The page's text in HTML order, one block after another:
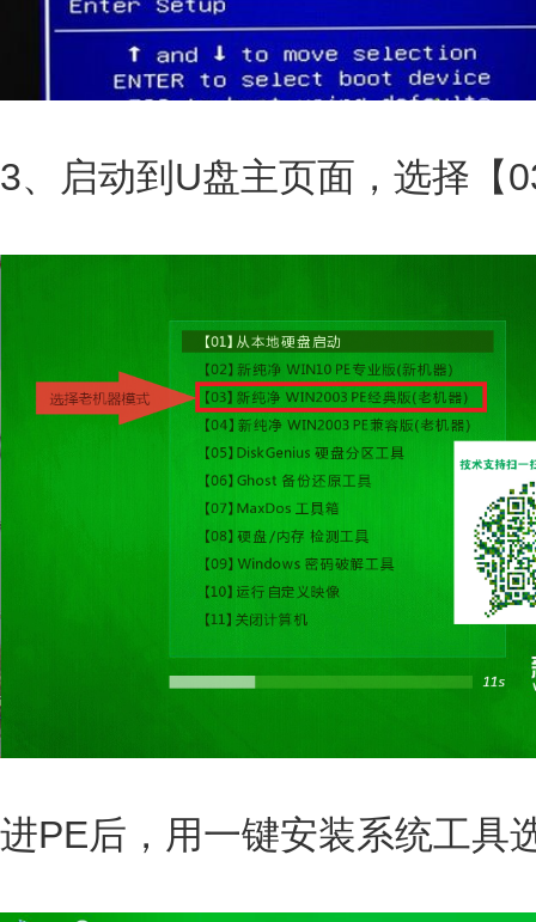
3、启动到U盘主页面，选择【
进PE后，用一键安装系统工具